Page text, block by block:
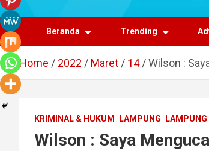
dan Regional
Beranda Trending
Home 2022 Maret 14 Wilson :
KRIMINAL & HUKUM LAMPUNG
Wilson : Saya